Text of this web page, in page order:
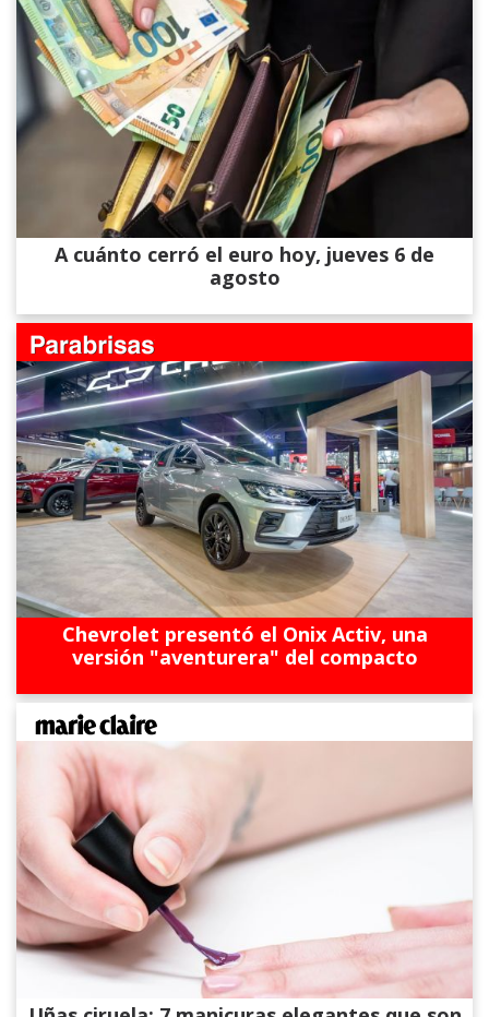
A cuánto cerró el euro hoy, jueves 6 de
agosto
Chevrolet presentó el Onix Activ, una
versión "aventurera" del compacto